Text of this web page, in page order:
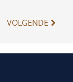
VOLGENDE